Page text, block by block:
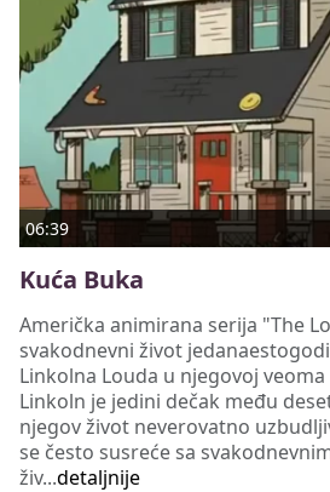
06:39
Kuća Buka
Američka animirana serija "The
svakodnevni život
Linkolna Louda u njegovoj
Linkoln je jedini dečak među
njegov život neverovatno
se često susreće sa
živ...detaljnije